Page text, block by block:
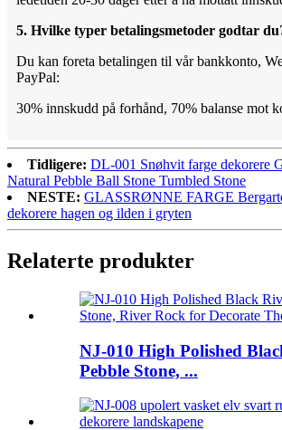
5. Hvilke typer betalingsmetoder godtar
Du kan foreta betalingen til vår bankkonto,
PayPal:
30% innskudd på forhånd, 70% balanse mot
Tidligere: DL-001 Snøhvit farge dekorere
Natural Pebble Ball Stone Tumbled Stone
NESTE: GLASSRØNNE FARGE
dekorere hagen og ilden i gryten
Relaterte produkter
NJ-010 High Polished
Pebble Stone, ...